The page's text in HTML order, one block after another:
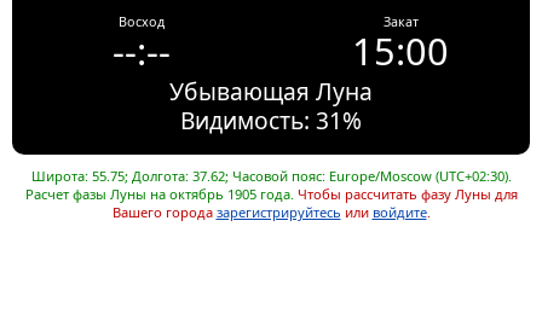
Восход
--:--
Закат
15:00
Убывающая Луна
Видимость: 31%
Широта: 55.75; Долгота: 37.62; Часовой пояс: Europe/Moscow (UTC+02:30).
Расчет фазы Луны на октябрь 1905 года. Чтобы рассчитать фазу Луны для
Вашего города зарегистрируйтесь или войдите.